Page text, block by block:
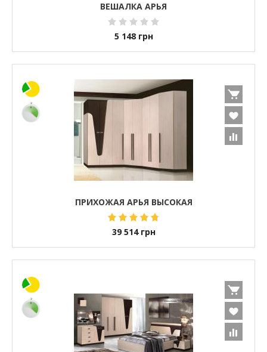
ВЕШАЛКА АРЬЯ
5 148 грн
ПРИХОЖАЯ АРЬЯ ВЫСОКАЯ
39 514 грн